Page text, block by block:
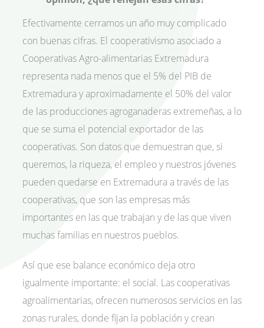
Efectivamente cerramos un año muy complicado
con buenas cifras. El cooperativismo asociado a
Cooperativas Agro-alimentarias Extremadura
representa nada menos que el 5% del PIB de
Extremadura y aproximadamente el 50% del valor
de las producciones agroganaderas extremeñas, a lo
que se suma el potencial exportador de las
cooperativas. Son datos que demuestran que, si
queremos, la riqueza, el empleo y nuestros jóvenes
pueden quedarse en Extremadura a través de las
cooperativas, que son las empresas más
importantes en las que trabajan y de las que viven
muchas familias en nuestros pueblos.
Así que ese balance económico deja otro
igualmente importante: el social. Las cooperativas
agroalimentarias, ofrecen numerosos servicios en las
zonas rurales, donde fijan la población y crean